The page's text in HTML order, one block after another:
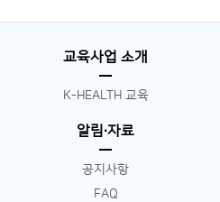
교육사업 소개
K-HEALTH 교육
알림∙자료
공지사항
FAQ